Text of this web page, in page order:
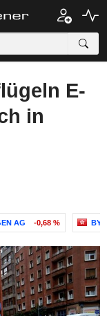
E-
in
AG -0,68 %